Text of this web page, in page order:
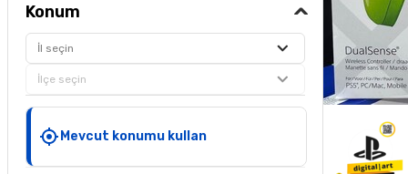
Konum
İl seçin
İlçe seçin
Mevcut konumu kullan